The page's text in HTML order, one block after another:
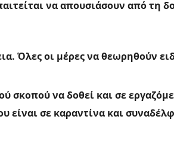
να απουσιάσουν από τη
Όλες οι μέρες να θεωρηθούν
σκοπού να δοθεί και σε
είναι σε καραντίνα και